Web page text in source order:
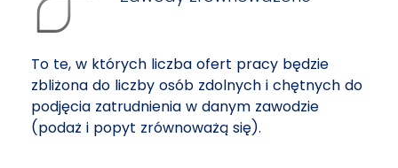
To te, w których liczba ofert pracy będzie
zbliżona do liczby osób zdolnych i chętnych do
podjęcia zatrudnienia w danym zawodzie
(podaż i popyt zrównoważą się).